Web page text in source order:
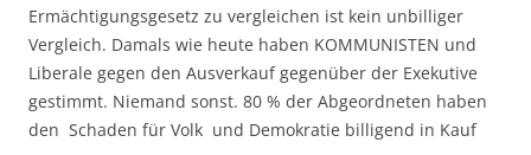
Ermächtigungsgesetz zu vergleichen ist kein unbilliger
Vergleich. Damals wie heute haben KOMMUNISTEN und
Liberale gegen den Ausverkauf gegenüber der Exekutive
gestimmt. Niemand sonst. 80 % der Abgeordneten haben
den Schaden für Volk und Demokratie billigend in Kauf